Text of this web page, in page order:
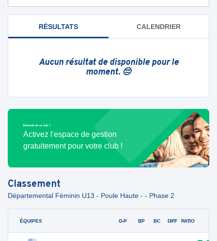
RÉSULTATS CALENDRIER
Aucun résultat de disponible pour le
moment. 😔
Bénévole de ce club ?
Activez l'espace de gestion
gratuitement pour votre club !
Classement
Départemental Féminin U13 - Poule Haute - - Phase 2
ÉQUIPES G-P BP BC DIFF RATIO